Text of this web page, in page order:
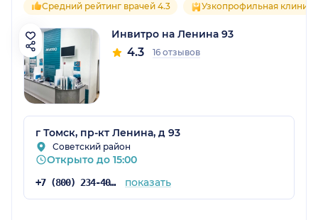
Средний рейтинг врачей 4.3 Узкопрофильная клиника
Инвитро на Ленина 93
4.3 16 отзывов
г Томск, пр-кт Ленина, д 93
Советский район
Открыто до 15:00
+7 (800) 234-40-50 показать